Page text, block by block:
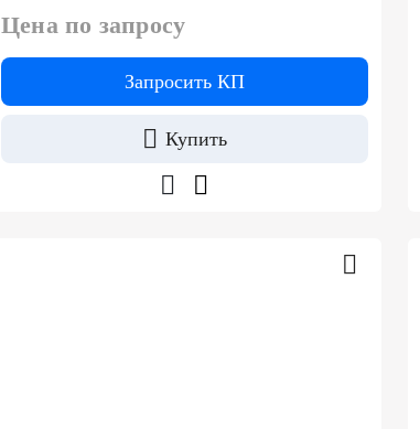
Цена по запросу
Запросить КП
Купить